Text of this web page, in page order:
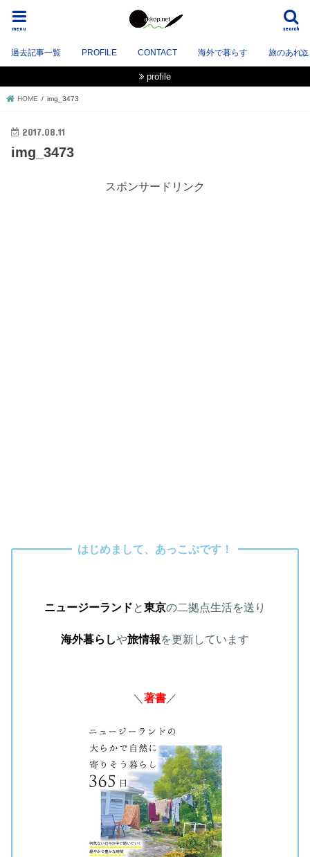
search
menu
過去記事一覧 PROFILE CONTACT 海外で暮らす 旅のあれ
profile
HOME img_3473
2017.08.11
img_3473
スポンサードリンク
はじめまして、あっこぷです！
ニュージーランドと東京の二拠点生活を送り
海外暮らしや旅情報を更新しています
＼ 著書 ／